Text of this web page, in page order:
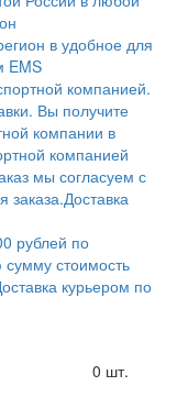
в удобное для
EMS
компанией.
Вы получите
компании в
компанией
мы согласуем с
заказа.Доставка
рублей по
стоимость
курьером по
0 шт.